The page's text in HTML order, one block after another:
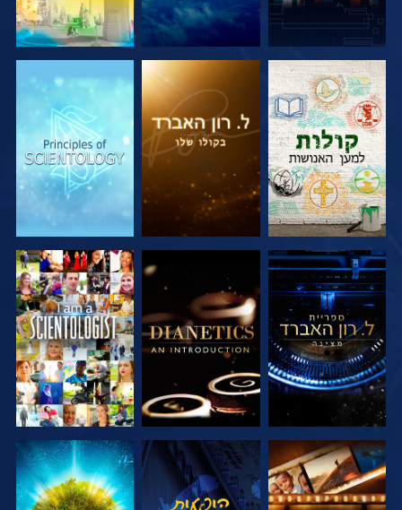
בדוק את הסדרה בדוק את הסדרה בדוק את הסדרה
בדוק את הסדרה בדוק את הסדרה צפה
בדוק את הסדרה צפה בדוק את הסדרה